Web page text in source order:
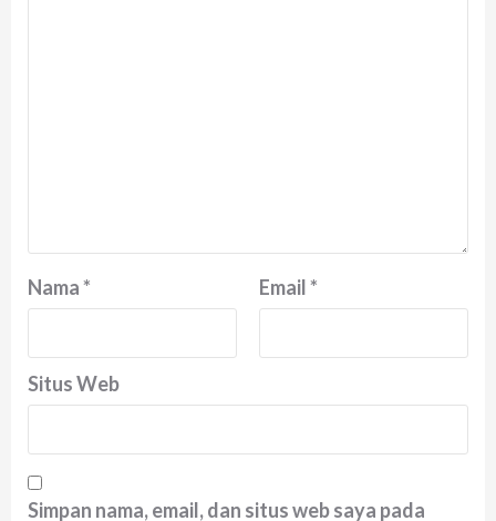
Nama* Email*
Situs Web
Simpan nama, email, dan situs web saya pada